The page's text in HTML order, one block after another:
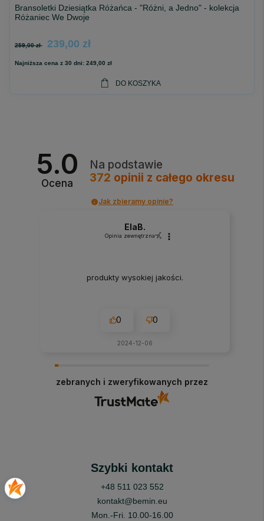
Bransoletki Dziesiątka Różańca - "Różni, a Jedno" - kolekcja
Różaniec We Dwoje
259,00 zł 239,00 zł
Najniższa cena z 30 dni: 249,00 zł
DO KOSZYKA
5.0
Ocena
Na podstawie
372 opinii z całego okresu
Jak zbieramy opinie?
ElaB.
Opinia zewnętrzna
produkty wysokiej jakości.
0 0
2024-12-06
zebranych i zweryfikowanych przez
Szybki kontakt
+48 511 023 552
kontakt@bemin.eu
Mon.-Fri. 10.00-16.00